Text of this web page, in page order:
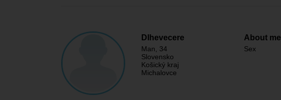
Dlhevecere
Man , 34
Slovensko
Košický kraj
Michalovce
About me
Sex